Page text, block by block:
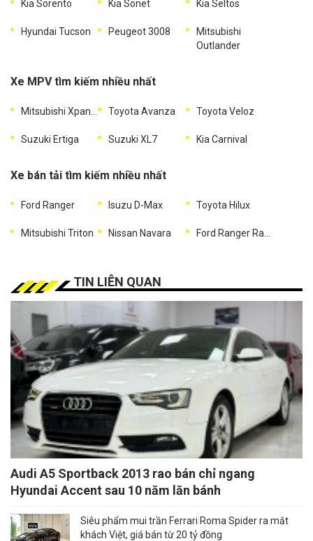
Kia Sorento Kia Sonet Kia Seltos
Hyundai Tucson Peugeot 3008
Mitsubishi
Outlander
Xe MPV tìm kiếm nhiều nhất
Mitsubishi Xpander Toyota Avanza Toyota Veloz
Suzuki Ertiga Suzuki XL7 Kia Carnival
Xe bán tải tìm kiếm nhiều nhất
Ford Ranger Isuzu D-Max Toyota Hilux
Mitsubishi Triton Nissan Navara Ford Ranger Raptor
TIN LIÊN QUAN
Audi A5 Sportback 2013 rao bán chỉ ngang
Hyundai Accent sau 10 năm lăn bánh
Siêu phẩm mui trần Ferrari Roma Spider ra mắt
khách Việt, giá bán từ 20 tỷ đồng